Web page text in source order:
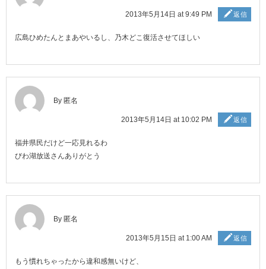
2013年5月14日 at 9:49 PM 返信
広島ひめたんとまあやいるし、乃木どこ復活させてほしい
By 匿名
2013年5月14日 at 10:02 PM 返信
福井県民だけど一応見れるわ
びわ湖放送さんありがとう
By 匿名
2013年5月15日 at 1:00 AM 返信
もう慣れちゃったから違和感無いけど、